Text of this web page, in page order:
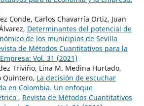
Conde, Carlos Chavarría Ortiz, Juan
Determinantes del potencial de
de los municipios de Sevilla
de Métodos Cuantitativos para la
Vol. 31 (2021)
Triviño, Lina M. Medina Hurtado,
Quintero, La decisión de escuchar
en Colombia. Un enfoque
, Revista de Métodos Cuantitativos